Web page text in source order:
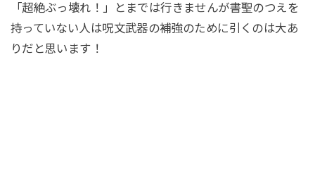
「超絶ぶっ壊れ！」とまでは行きませんが書聖のつえを
持っていない人は呪文武器の補強のために引くのは大あ
りだと思います！